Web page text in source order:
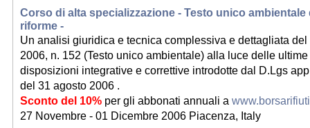
Corso di alta specializzazione - Testo unico ambientale
riforme -
Un analisi giuridica e tecnica complessiva e dettagliata
2006, n. 152 (Testo unico ambientale) alla luce delle
disposizioni integrative e correttive introdotte dal D.Lgs
del 31 agosto 2006 .
Sconto del 10% per gli abbonati annuali a
27 Novembre - 01 Dicembre 2006 Piacenza, Italy